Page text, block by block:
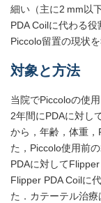
細い（主に2 mm以
PDA Coilに代わる
Piccolo留置の現状を
対象と方法
当院でPiccoloの使
2年間にPDAに対し
から，年齢，体重
た，Piccolo使用前
PDAに対して
Flipper PDA Coilに
た．カテーテル治